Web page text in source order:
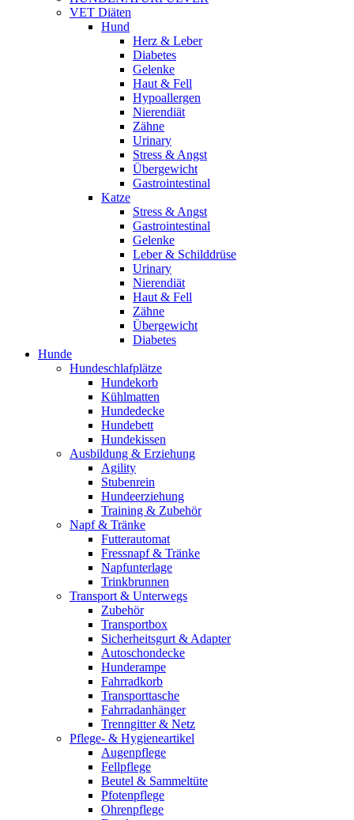
VET Diäten
Hund
Herz & Leber
Diabetes
Gelenke
Haut & Fell
Hypoallergen
Nierendiät
Zähne
Urinary
Stress & Angst
Übergewicht
Gastrointestinal
Katze
Stress & Angst
Gastrointestinal
Gelenke
Leber & Schilddrüse
Urinary
Nierendiät
Haut & Fell
Zähne
Übergewicht
Diabetes
Hunde
Hundeschlafplätze
Hundekorb
Kühlmatten
Hundedecke
Hundebett
Hundekissen
Ausbildung & Erziehung
Agility
Stubenrein
Hundeerziehung
Training & Zubehör
Napf & Tränke
Futterautomat
Fressnapf & Tränke
Napfunterlage
Trinkbrunnen
Transport & Unterwegs
Zubehör
Transportbox
Sicherheitsgurt & Adapter
Autoschondecke
Hunderampe
Fahrradkorb
Transporttasche
Fahrradanhänger
Trenngitter & Netz
Pflege- & Hygieneartikel
Augenpflege
Fellpflege
Beutel & Sammeltüte
Pfotenpflege
Ohrenpflege